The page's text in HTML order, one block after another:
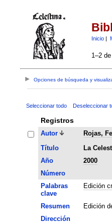
Inicio|
1–2
Opciones de búsqueda y
Seleccionar todo Deseleccionar
Registros
Autor Rojas,
Título
La
Año
2000
Número
Palabras
clave
Edición
Resumen
Edición
Dirección